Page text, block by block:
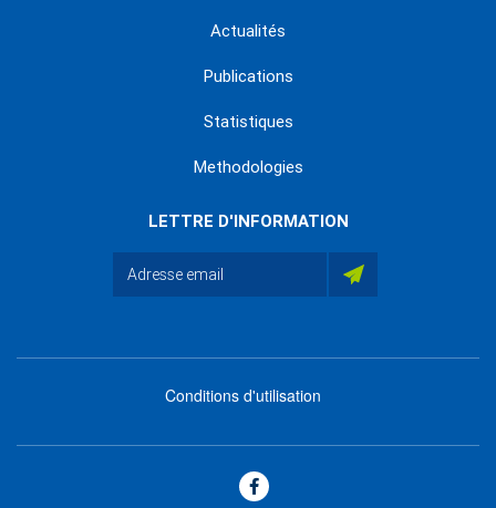
Actualités
Publications
Statistiques
Methodologies
LETTRE D'INFORMATION
footer
Conditions d'utilisation